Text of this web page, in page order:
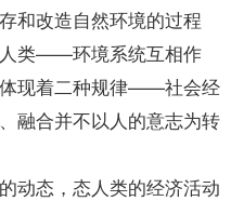
改造自然环境的过程
类——环境系统互相作
现着二种规律——社会经
融合并不以人的意志为转
态，态人类的经济活动